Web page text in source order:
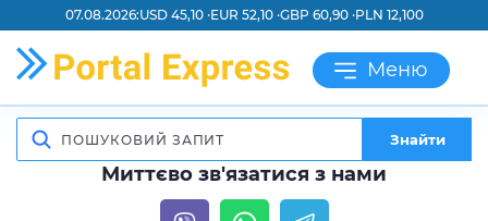
07.08.2026:USD 45,10 ·EUR 52,10 ·GBP 60,90 ·PLN 12,100
Меню
Знайти
Миттєво зв'язатися з нами